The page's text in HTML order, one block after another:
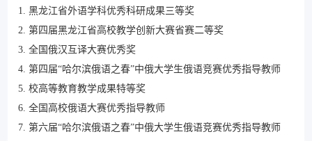
1. 黑龙江省外语学科优秀科研成果三等奖
2. 第四届黑龙江省高校教学创新大赛省赛二等奖
3. 全国俄汉互译大赛优秀奖
4. 第四届“哈尔滨俄语之春”中俄大学生俄语竞赛优秀指导教师
5. 校高等教育教学成果特等奖
6. 全国高校俄语大赛优秀指导教师
7. 第六届“哈尔滨俄语之春”中俄大学生俄语竞赛优秀指导教师